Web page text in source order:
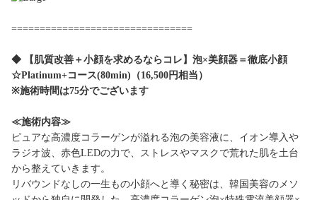
================================
◆ 【肌質改善＋小顔を求めるならコレ】泡×美顔器＝徹底小顔
☆Platinum+コース(80min)（16,500円相当）
※施術時間は75分でございます
≪施術内容≫
ピュアな高濃度コラーゲンが溢れる泡の美容液に、イオン導入や
ラジオ波、赤色LEDの力で、ストレスやマスクで荒れた肌を土台
から整えていきます。
リバウンドなしの一生もの小顔へと導く秘密は、韓国美容のメソ